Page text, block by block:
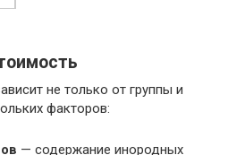
не только от группы и
факторов:
— содержание инородных